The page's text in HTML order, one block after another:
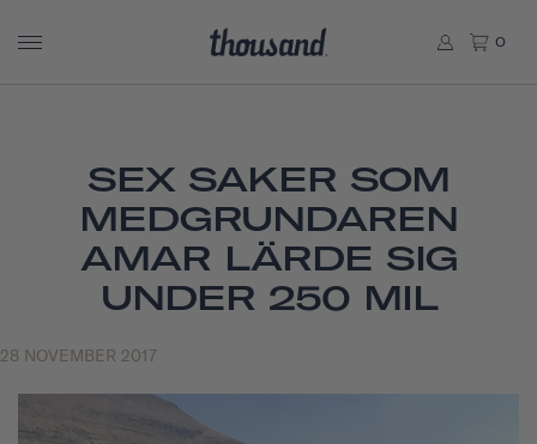
0
SEX SAKER SOM
MEDGRUNDAREN
AMAR LÄRDE SIG
UNDER 250 MIL
28 NOVEMBER 2017